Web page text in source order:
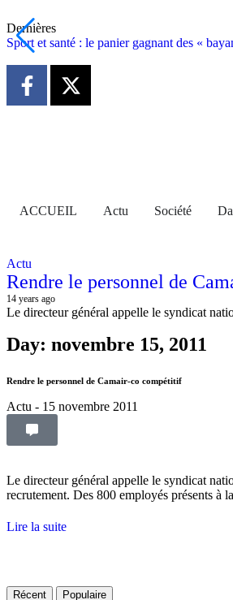
Dernières
Sport et santé : le panier gagnant des «
ACCUEIL Actu Société
Actu
Rendre le personnel de
14 years ago
Le directeur général appelle le syndicat
Day: novembre 15, 2011
Rendre le personnel de Camair-co compétitif
Actu - 15 novembre 2011
Le directeur général appelle le syndicat
recrutement. Des 800 employés présents à
Lire la suite
Récent Populaire